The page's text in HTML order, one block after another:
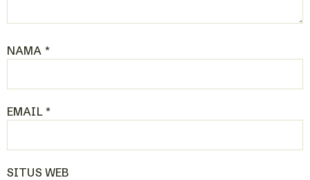
NAMA *
EMAIL *
SITUS WEB